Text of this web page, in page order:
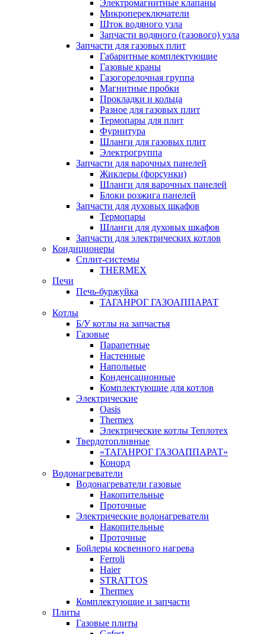
Электромагнитные клапаны
Микропереключатели
Шток водяного узла
Запчасти водяного (газового) узла
Запчасти для газовых плит
Габаритные комплектующие
Газовые краны
Газогорелочная группа
Магнитные пробки
Прокладки и кольца
Разное для газовых плит
Термопары для плит
Фурнитура
Шланги для газовых плит
Электрогруппа
Запчасти для варочных панелей
Жиклеры (форсунки)
Шланги для варочных панелей
Блоки розжига панелей
Запчасти для духовых шкафов
Термопары
Шланги для духовых шкафов
Запчасти для электрических котлов
Кондиционеры
Сплит-системы
THERMEX
Печи
Печь-буржуйка
ТАГАНРОГ ГАЗОАППАРАТ
Котлы
Б/У котлы на запчастья
Газовые
Парапетные
Настенные
Напольные
Конденсационные
Комплектующие для котлов
Электрические
Oasis
Thermex
Электрические котлы Теплотех
Твердотопливные
«ТАГАНРОГ ГАЗОАППАРАТ»
Конорд
Водонагреватели
Водонагреватели газовые
Накопительные
Проточные
Электрические водонагреватели
Накопительные
Проточные
Бойлеры косвенного нагрева
Ferroli
Haier
STRATTOS
Thermex
Комплектующие и запчасти
Плиты
Газовые плиты